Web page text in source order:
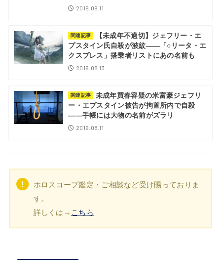
2019.09.11
関連記事
【未成年不適切】ジェフリー・エ
プスタイン氏自殺が波紋――「○リータ・エ
クスプレス」搭乗者リストにあの名前も
2019.08.13
関連記事
未成年買春容疑の米富豪ジェフリ
ー・エプスタイン被告が拘置所内で自殺
――手帳には大物の名前がズラリ
2019.08.11
ホロスコープ鑑定・ご相談など受け賜っておりま
す。
詳しくは→ こちら